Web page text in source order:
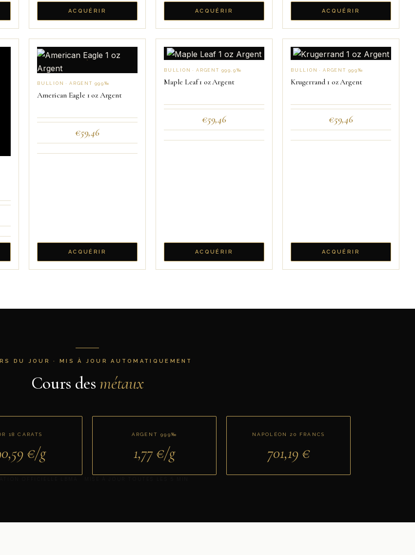
ACQUÉRIR ACQUÉRIR ACQUÉRIR
BULLION · ARGENT 999‰
American Eagle 1 oz Argent
€59,46
ACQUÉRIR
BULLION · ARGENT 999,9‰
Maple Leaf 1 oz Argent
€59,46
ACQUÉRIR
BULLION · ARGENT 999‰
Krugerrand 1 oz Argent
€59,46
ACQUÉRIR
DU JOUR · MIS À JOUR AUTOMATIQUEMENT
Cours des métaux
18 CARATS
€/g
ARGENT 999‰
1,77€/g
NAPOLÉON 20 FRANCS
701,19€